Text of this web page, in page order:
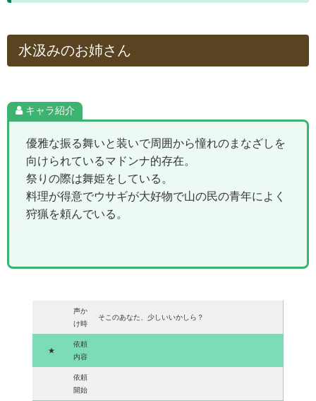
水汲みのお姉さん
キャラ紹介
優雅な振る舞いと装いで周囲から憧れのまなざしを
向けられているマドンナ的存在。
祭りの際は舞姫をしている。
料理が得意でウサギが大好物で山の民の青年によく
狩猟を頼んでいる。
声か
け時
そこのあなた、少しいいかしら？
★
依頼
内容
依頼
開始